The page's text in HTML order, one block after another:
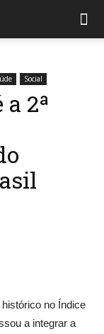
Social
2ª
no Índice
a integrar a